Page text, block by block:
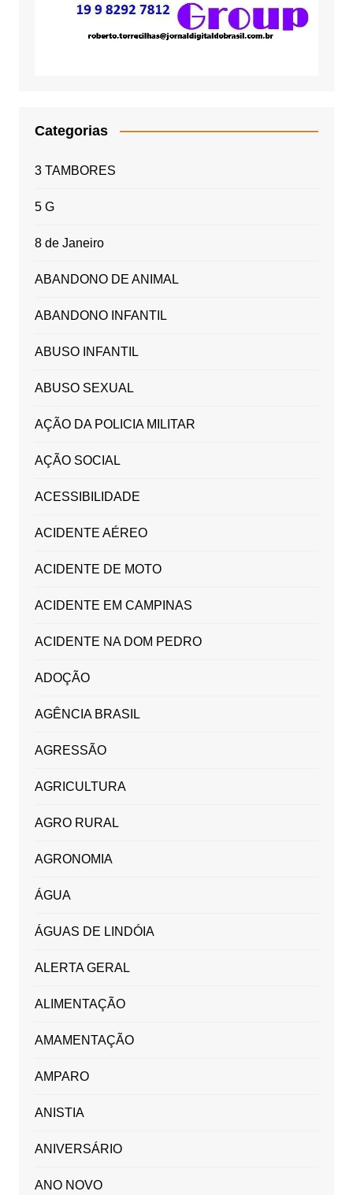
Categorias
3 TAMBORES
5 G
8 de Janeiro
ABANDONO DE ANIMAL
ABANDONO INFANTIL
ABUSO INFANTIL
ABUSO SEXUAL
AÇÃO DA POLICIA MILITAR
AÇÃO SOCIAL
ACESSIBILIDADE
ACIDENTE AÉREO
ACIDENTE DE MOTO
ACIDENTE EM CAMPINAS
ACIDENTE NA DOM PEDRO
ADOÇÃO
AGÊNCIA BRASIL
AGRESSÃO
AGRICULTURA
AGRO RURAL
AGRONOMIA
ÁGUA
ÁGUAS DE LINDÓIA
ALERTA GERAL
ALIMENTAÇÃO
AMAMENTAÇÃO
AMPARO
ANISTIA
ANIVERSÁRIO
ANO NOVO